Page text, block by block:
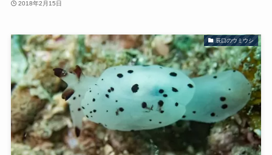
2018年2月15日
辰口のウミウシ